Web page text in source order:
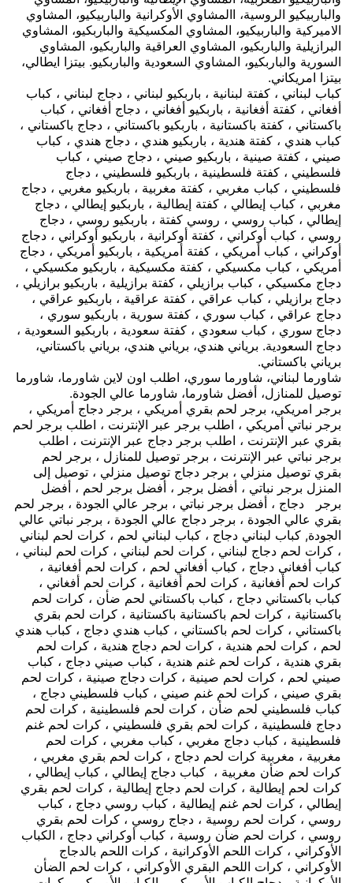
والباربيكيو الروسية، االمشاوي الأوكرانية والباربيكيو، المشاوي
الاميركية والباربيكيو، المشاوي المكسيكية والباربكيو، المشاوي
البرازيلية والباربكيو، المشاوي العراقية والباربكيو، المشاوي
السورية والباربكيو، المشاوي السعودية والباربكيو. بيتزا ايطالي،
بيتزا امريكاني.
كباب لبناني ، كفتة لبنانية ، باربكيو لبناني ، دجاج لبناني ، كباب
أفغاني ، كفتة أفغانية ، باربكيو أفغاني ، دجاج أفغاني ، كباب
باكستاني ، كفتة باكستانية ، باربكيو باكستاني ، دجاج باكستاني ،
كباب هندي ، كفتة هندية ، باربكيو هندي ، دجاج هندي ، كباب
صيني ، كفتة صينية ، باربكيو صيني ، دجاج صيني ، كباب
فلسطيني ، كفتة فلسطينية ، باربكيو فلسطيني ، دجاج
فلسطيني ، كباب مغربي ، كفتة مغربية ، باربكيو مغربي ، دجاج
مغربي ، كباب إيطالي ، كفتة إيطالية ، باربكيو إيطالي ، دجاج
إيطالي ، كباب روسي ، روسي كفتة ، باربكيو روسي ، دجاج
روسي ، كباب أوكراني ، كفتة أوكرانية ، باربكيو أوكراني ، دجاج
أوكراني ، كباب أمريكي ، كفتة أمريكية ، باربكيو أمريكي ، دجاج
أمريكي ، كباب مكسيكي ، كفتة مكسيكية ، باربكيو مكسيكي ،
دجاج مكسيكي ، كباب برازيلي ، كفتة برازيلية ، باربكيو برازيلي ،
دجاج برازيلي ، كباب عراقي ، كفتة عراقية ، باربكيو عراقي ،
دجاج عراقي ، كباب سوري ، كفتة سورية ، باربكيو سوري ،
دجاج سوري ، كباب سعودي ، كفتة سعودية ، باربكيو السعودية ،
دجاج السعودية. برياني هندي، برياني هندي، برياني باكستاني،
برياني باكستاني.
شاورما لبناني، شاورما سوري، اطلب اون لاين شاورما، شاورما
توصيل للمنازل، أفضل شاورما، شاورما عالي الجودة.
برجر امريكي، برجر لحم بقري أمريكي ، برجر دجاج أمريكي ،
برجر نباتي أمريكي ، اطلب برجر عبر الإنترنت ، اطلب برجر لحم
بقري عبر الإنترنت ، اطلب برجر دجاج عبر الإنترنت ، اطلب
برجر نباتي عبر الإنترنت ، برجر توصيل للمنازل ، برجر لحم
بقري توصيل منزلي ، برجر دجاج توصيل منزلي ، توصيل إلى
المنزل برجر نباتي ، أفضل برجر ، أفضل برجر لحم ، أفضل
برجر دجاج ، أفضل برجر نباتي ، برجر عالي الجودة ، برجر لحم
بقري عالي الجودة ، برجر دجاج عالي الجودة ، برجر نباتي عالي
الجودة, كباب لبناني دجاج ، كباب لبناني لحم ، كرات لحم لبناني
، كرات لحم دجاج لبناني ، كرات لحم لبناني ، كرات لحم لبناني ،
كباب أفغاني دجاج ، كباب أفغاني لحم ، كرات لحم أفغانية ،
كرات لحم أفغانية ، كرات لحم أفغانية ، كرات لحم أفغاني ،
كباب باكستاني دجاج ، كباب باكستاني لحم ضأن ، كرات لحم
باكستانية ، كرات لحم باكستانية باكستانية ، كرات لحم بقري
باكستاني ، كرات لحم باكستاني ، كباب هندي دجاج ، كباب هندي
لحم ، كرات لحم هندية ، كرات لحم دجاج هندية ، كرات لحم
بقري هندية ، كرات لحم غنم هندية ، كباب صيني دجاج ، كباب
صيني لحم ، كرات لحم صينية ، كرات دجاج صينية ، كرات لحم
بقري صيني ، كرات لحم غنم صيني ، كباب فلسطيني دجاج ،
كباب فلسطيني لحم ضأن ، كرات لحم فلسطينية ، كرات لحم
دجاج فلسطينية ، كرات لحم بقري فلسطيني ، كرات لحم غنم
فلسطينية ، كباب دجاج مغربي ، كباب مغربي ، كرات لحم
مغربية ، مغربية كرات لحم دجاج ، كرات لحم بقري مغربي ،
كرات لحم ضأن مغربية ، كباب دجاج إيطالي ، كباب إيطالي ،
كرات لحم إيطالية ، كرات لحم دجاج إيطالية ، كرات لحم بقري
إيطالي ، كرات لحم غنم إيطالية ، كباب روسي دجاج ، كباب
روسي ، كرات لحم روسية ، دجاج روسي ، كرات لحم بقري
روسي ، كرات لحم ضأن روسية ، كباب أوكراني دجاج ، الكباب
الأوكراني ، كرات اللحم الأوكرانية ، كرات اللحم بالدجاج
الأوكراني ، كرات اللحم البقري الأوكراني ، كرات لحم الضأن